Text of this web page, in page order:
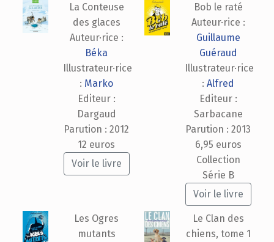
La Conteuse
des glaces
Auteur·rice :
Béka
Illustrateur·rice
: Marko
Editeur :
Dargaud
Parution : 2012
12 euros
Voir le livre
Bob le raté
Auteur·rice :
Guillaume
Guéraud
Illustrateur·rice
:Alfred
Editeur :
Sarbacane
Parution : 2013
6,95 euros
Collection
Série B
Voir le livre
Les Ogres
mutants
Le Clan des
chiens, tome 1